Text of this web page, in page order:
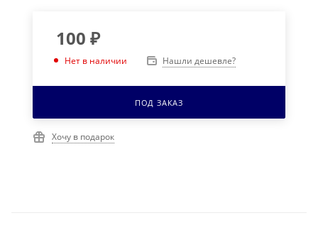
100 ₽
Нет в наличии Нашли дешевле?
ПОД ЗАКАЗ
Хочу в подарок